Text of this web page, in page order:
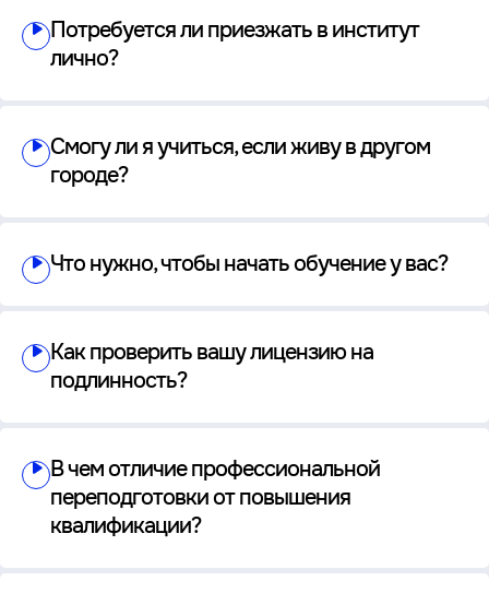
Потребуется ли приезжать в институт
лично?
Смогу ли я учиться, если живу в другом
городе?
Что нужно, чтобы начать обучение у вас?
Как проверить вашу лицензию на
подлинность?
В чем отличие профессиональной
переподготовки от повышения
квалификации?